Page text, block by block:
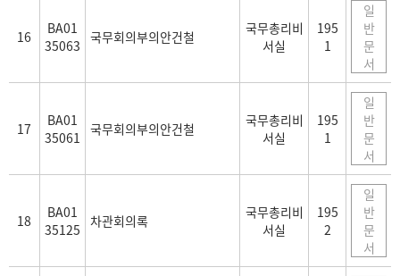
16
BA01
35063 국무회의부의안건철
국무총리비
서실
195
1
일
반
문
서
17
BA01
35061 국무회의부의안건철
국무총리비
서실
195
1
일
반
문
서
18
BA01
35125 차관회의록
국무총리비
서실
195
2
일
반
문
서